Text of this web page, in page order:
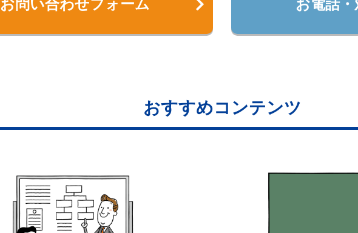
お問い合わせフォーム お電話
おすすめコンテンツ